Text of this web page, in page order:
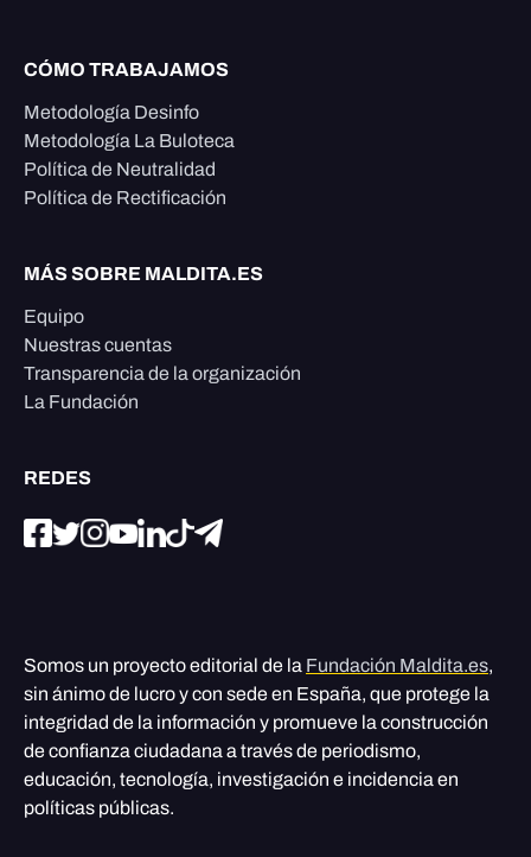
CÓMO TRABAJAMOS
Metodología Desinfo
Metodología La Buloteca
Política de Neutralidad
Política de Rectificación
MÁS SOBRE MALDITA.ES
Equipo
Nuestras cuentas
Transparencia de la organización
La Fundación
REDES
Somos un proyecto editorial de la Fundación Maldita.es,
sin ánimo de lucro y con sede en España, que protege la
integridad de la información y promueve la construcción
de confianza ciudadana a través de periodismo,
educación, tecnología, investigación e incidencia en
políticas públicas.